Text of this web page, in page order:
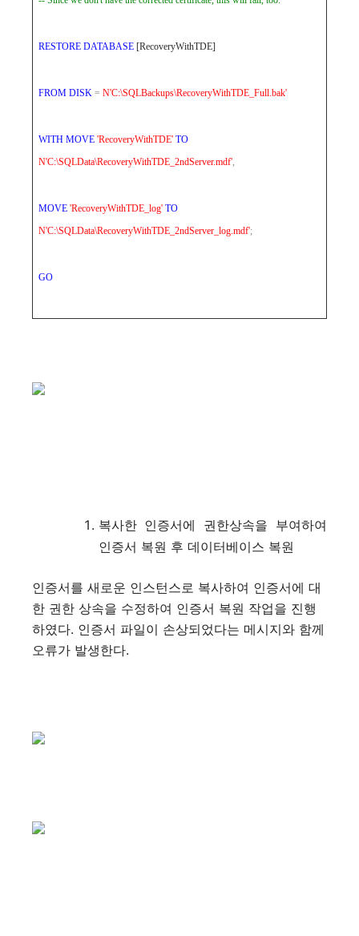
RESTORE DATABASE [RecoveryWithTDE]
FROM DISK = N'C:\SQLBackups\RecoveryWithTDE_Full.bak'
WITH MOVE 'RecoveryWithTDE' TO
N'C:\SQLData\RecoveryWithTDE_2ndServer.mdf',
MOVE 'RecoveryWithTDE_log' TO
N'C:\SQLData\RecoveryWithTDE_2ndServer_log.mdf';
GO
복사한 인증서에 권한상속을 부여하여
인증서 복원 후 데이터베이스 복원
인증서를 새로운 인스턴스로 복사하여 인증서에 대
한 권한 상속을 수정하여 인증서 복원 작업을 진행
하였다. 인증서 파일이 손상되었다는 메시지와 함께
오류가 발생한다.